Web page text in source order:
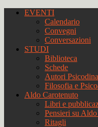
EVENTI
Calendario
Convegni
Conversazioni
STUDI
Biblioteca
Schede
Autori
Filosofia e
Aldo Carotenuto
Libri e
Pensieri su
Ritagli